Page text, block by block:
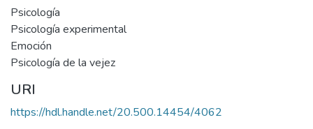
Psicología
Psicología experimental
Emoción
Psicología de la vejez
URI
https://hdl.handle.net/20.500.14454/4062